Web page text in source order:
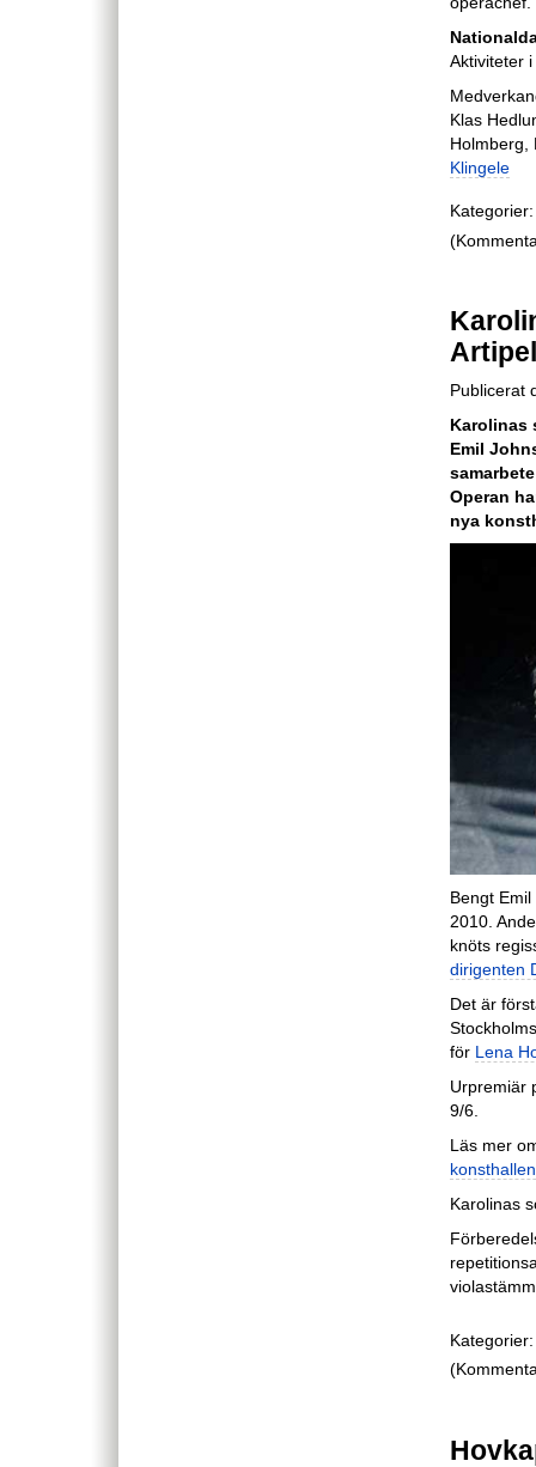
Aktiviteter
Klas
Holmberg,
Klingele
Kategorier:
Publicerat
Karolinas
Emil
Operan
nya
Bengt
2010.
knöts
dirigenten
Det är
för Lena
Urpremiär
9/6.
Läs mer
Karolinas
Kategorier: